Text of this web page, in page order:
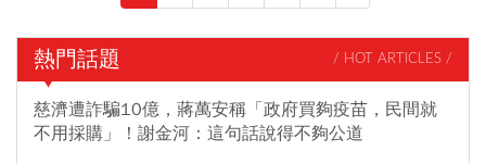
熱門話題 / HOT ARTICLES /
慈濟遭詐騙10億，蔣萬安稱「政府買夠疫苗，民間就
不用採購」！謝金河：這句話說得不夠公道